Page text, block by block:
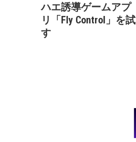
ハエ誘導ゲームアプ
リ「Fly Control」を試
す